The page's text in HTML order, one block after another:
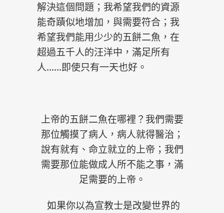
解決這個問題；我希望我們的資源
能奇蹟似地增加，與需要符合；我
希望我們能用少少的五餅二魚，在
超過五千人的汪洋中，滿足所有
人……即使只有一天也好。
上帝的五餅二魚在哪裡？我們需要
那位觸摸了病人，病人就得醫治；
說有就有、命立就立的上帝；我們
需要那位能做成人所不能之事，滿
足需要的上帝。
如果你以為宣教士是改變世界的